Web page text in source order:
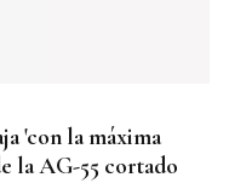
'con la máxima
la AG-55 cortado